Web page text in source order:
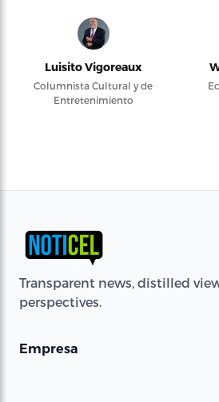
Luisito Vigoreaux
Columnista Cultural y de
Entretenimiento
Transparent news, distilled
perspectives.
Empresa